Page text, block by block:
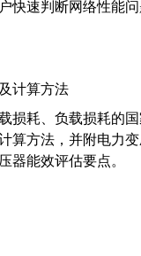
快速判断网络性能问
计算方法
损耗、负载损耗的
算方法，并附电力
器能效评估要点。